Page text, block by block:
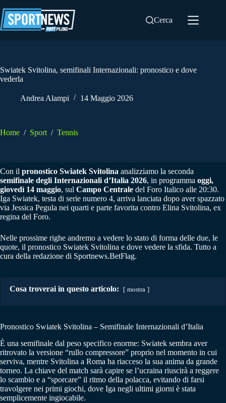
al
contenuto
Cerca
Swiatek Svitolina, semifinali Internazionali: pronostico e dove
vederla
Andrea Alampi 14 Maggio 2026
Home / Sport / Tennis
Con il pronostico Swiatek Svitolina analizziamo la seconda
semifinale degli Internazionali d’Italia 2026, in programma oggi,
giovedì 14 maggio, sul Campo Centrale del Foro Italico alle 20:30.
Iga Swiatek, testa di serie numero 4, arriva lanciata dopo aver spazzato
via Jessica Pegula nei quarti e parte favorita contro Elina Svitolina, ex
regina del Foro.
Nelle prossime righe andremo a vedere lo stato di forma delle due, le
quote, il pronostico Swiatek Svitolina e dove vedere la sfida. Tutto a
cura della redazione di Sportnews.BetFlag.
Cosa troverai in questo articolo: mostra
Pronostico Swiatek Svitolina – Semifinale Internazionali d’Italia
È una semifinale dal peso specifico enorme: Swiatek sembra aver
ritrovato la versione “rullo compressore” proprio nel momento in cui
serviva, mentre Svitolina a Roma ha riacceso la sua anima da grande
torneo. La chiave del match sarà capire se l’ucraina riuscirà a reggere
lo scambio e a “sporcare” il ritmo della polacca, evitando di farsi
travolgere nei primi giochi, dove Iga negli ultimi giorni è stata
semplicemente ingiocabile.